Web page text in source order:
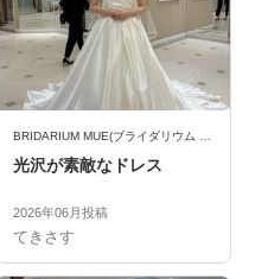
光沢が素敵なドレス
2026年06月投稿
てきさす